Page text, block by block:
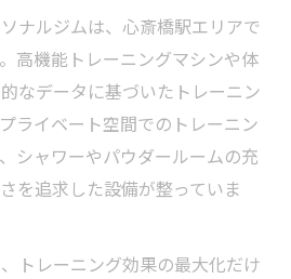
ナルジムは、心斎橋駅エリアで
高機能トレーニングマシンや体
なデータに基づいたトレーニン
ライベート空間でのトレーニン
シャワーやパウダールームの充
を追求した設備が整っていま
トレーニング効果の最大化だけ